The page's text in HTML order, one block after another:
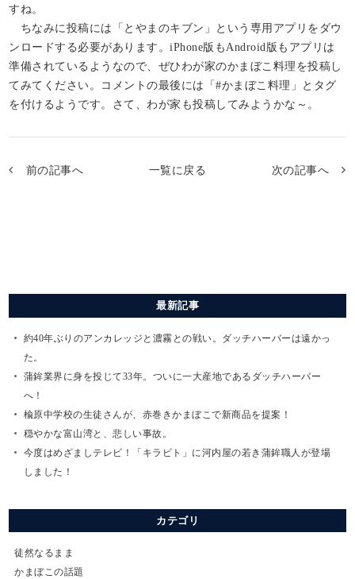
すね。
ちなみに投稿には「とやまのキブン」という専用アプリをダウ
ンロードする必要があります。iPhone版もAndroid版もアプリは
準備されているようなので、ぜひわが家のかまぼこ料理を投稿し
てみてください。コメントの最後には「#かまぼこ料理」とタグ
を付けるようです。さて、わが家も投稿してみようかな～。
前の記事へ 一覧に戻る 次の記事へ
最新記事
約40年ぶりのアンカレッジと濃霧との戦い。ダッチハーバーは遠かっ
た。
蒲鉾業界に身を投じて33年。ついに一大産地であるダッチハーバー
へ！
楡原中学校の生徒さんが、赤巻きかまぼこで新商品を提案！
穏やかな富山湾と、悲しい事故。
今度はめざましテレビ！「キラビト」に河内屋の若き蒲鉾職人が登場
しました！
カテゴリ
徒然なるまま
かまぼこの話題